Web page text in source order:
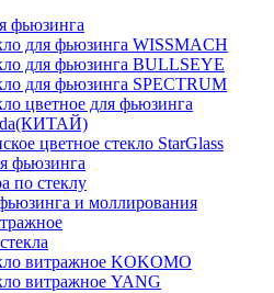
фьюзинга
для фьюзинга WISSMACH
для фьюзинга BULLSEYE
для фьюзинга SPECTRUM
цветное для фьюзинга
цветное стекло StarGlass
фьюзинга
по стеклу
и моллирования
витражное KOKOMO
витражное YANG